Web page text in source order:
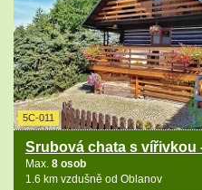
5C-011
Srubová chata s vířivkou
Max. 8 osob
1.6 km vzdušně od Oblanov